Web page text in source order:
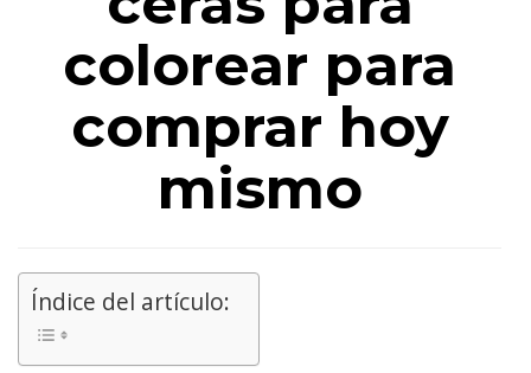
colorear para
comprar hoy
mismo
Índice del artículo: